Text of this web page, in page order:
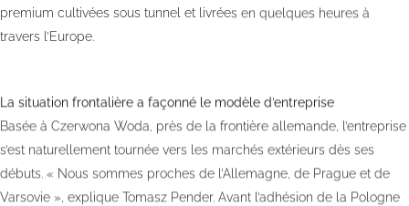
premium cultivées sous tunnel et livrées en quelques heures à
travers l’Europe.
La situation frontalière a façonné le modèle d’entreprise
Basée à Czerwona Woda, près de la frontière allemande, l’entreprise
s’est naturellement tournée vers les marchés extérieurs dès ses
débuts. « Nous sommes proches de l’Allemagne, de Prague et de
Varsovie », explique Tomasz Pender. Avant l’adhésion de la Pologne